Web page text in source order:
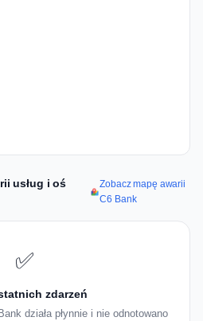
usług i oś
Zobacz mapę awarii
C6 Bank
✅
zdarzeń
działa płynnie i nie odnotowano